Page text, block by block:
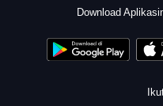
Download